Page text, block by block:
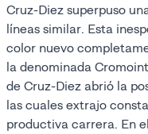
Cruz-Diez superpuso
líneas similar. Esta
color nuevo
la denominada
de Cruz-Diez abrió la
las cuales extrajo
productiva carrera. En